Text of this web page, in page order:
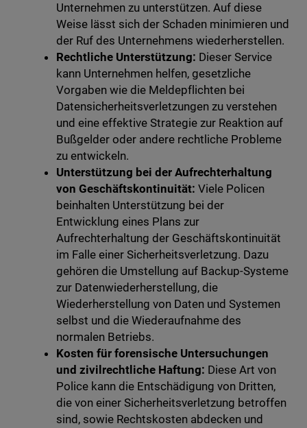
Unternehmen zu unterstützen. Auf diese
Weise lässt sich der Schaden minimieren und
der Ruf des Unternehmens wiederherstellen.
Rechtliche Unterstützung: Dieser Service
kann Unternehmen helfen, gesetzliche
Vorgaben wie die Meldepflichten bei
Datensicherheitsverletzungen zu verstehen
und eine effektive Strategie zur Reaktion auf
Bußgelder oder andere rechtliche Probleme
zu entwickeln.
Unterstützung bei der Aufrechterhaltung
von Geschäftskontinuität: Viele Policen
beinhalten Unterstützung bei der
Entwicklung eines Plans zur
Aufrechterhaltung der Geschäftskontinuität
im Falle einer Sicherheitsverletzung. Dazu
gehören die Umstellung auf Backup-Systeme
zur Datenwiederherstellung, die
Wiederherstellung von Daten und Systemen
selbst und die Wiederaufnahme des
normalen Betriebs.
Kosten für forensische Untersuchungen
und zivilrechtliche Haftung: Diese Art von
Police kann die Entschädigung von Dritten,
die von einer Sicherheitsverletzung betroffen
sind, sowie Rechtskosten abdecken und